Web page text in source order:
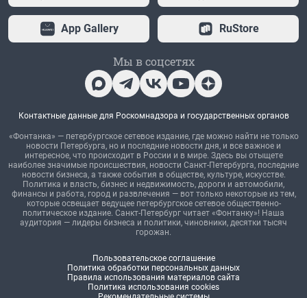
App Gallery RuStore
Мы в соцсетях
Контактные данные для Роскомнадзора и государственных органов
«Фонтанка» — петербургское сетевое издание, где можно найти не только
новости Петербурга, но и последние новости дня, и все важное и
интересное, что происходит в России и в мире. Здесь вы отыщете
наиболее значимые происшествия, новости Санкт-Петербурга, последние
новости бизнеса, а также события в обществе, культуре, искусстве.
Политика и власть, бизнес и недвижимость, дороги и автомобили,
финансы и работа, город и развлечения — вот только некоторые из тем,
которые освещает ведущее петербургское сетевое общественно-
политическое издание. Санкт-Петербург читает «Фонтанку»! Наша
аудитория — лидеры бизнеса и политики, чиновники, десятки тысяч
горожан.
Пользовательское соглашение
Политика обработки персональных данных
Правила использования материалов сайта
Политика использования cookies